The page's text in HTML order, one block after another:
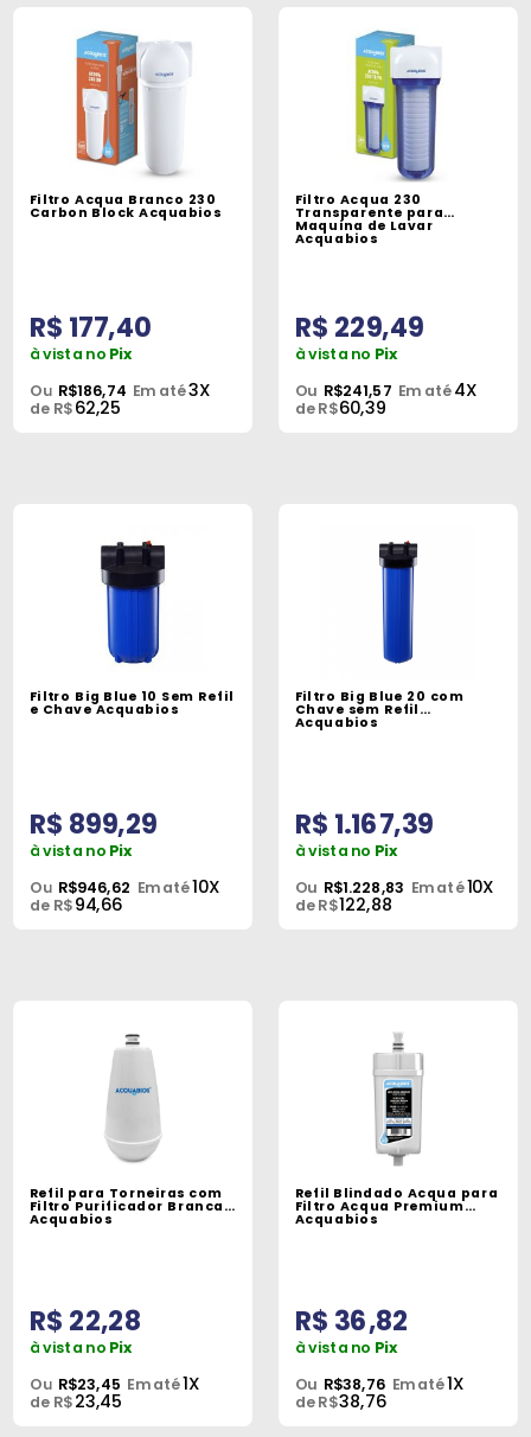
Filtro Acqua Branco 230
Carbon Block Acquabios
R$ 177,40
à vista no Pix
Ou R$186,74 Em até3X
de R$62,25
Filtro Acqua 230
Transparente para
Maquina de Lavar
Acquabios
R$ 229,49
à vista no Pix
Ou R$241,57 Em até4X
de R$60,39
Filtro Big Blue 10 Sem Refil
e Chave Acquabios
R$ 899,29
à vista no Pix
Ou R$946,62 Em até10X
de R$94,66
Filtro Big Blue 20 com
Chave sem Refil
Acquabios
R$ 1.167,39
à vista no Pix
Ou R$1.228,83 Em até10X
de R$122,88
Refil para Torneiras com
Filtro Purificador Branca
Acquabios
R$ 22,28
à vista no Pix
Ou R$23,45 Em até1X
de R$23,45
Refil Blindado Acqua para
Filtro Acqua Premium
Acquabios
R$ 36,82
à vista no Pix
Ou R$38,76 Em até1X
de R$38,76